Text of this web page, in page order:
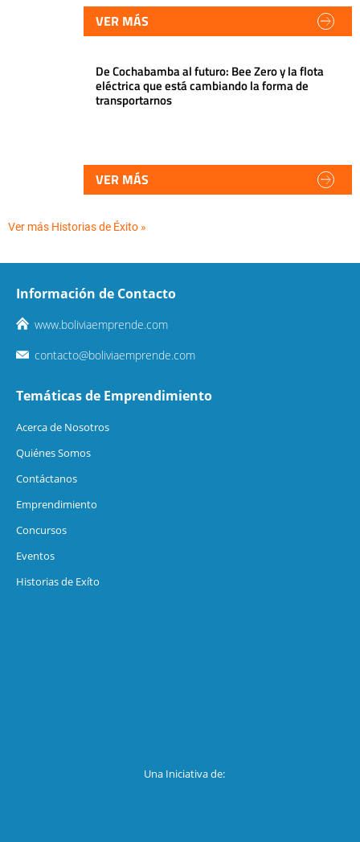
VER MÁS
De Cochabamba al futuro: Bee Zero y la flota
eléctrica que está cambiando la forma de
transportarnos
VER MÁS
Ver más Historias de Éxito »
Información de Contacto
www.boliviaemprende.com
contacto@boliviaemprende.com
Temáticas de Emprendimiento
Acerca de Nosotros
Quiénes Somos
Contáctanos
Emprendimiento
Concursos
Eventos
Historias de Exíto
Una Iniciativa de: